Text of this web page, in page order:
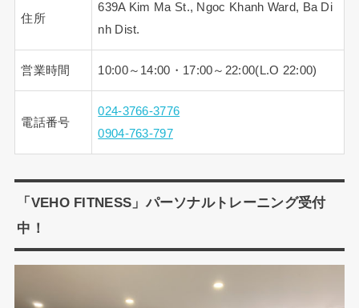
住所
639A Kim Ma St., Ngoc Khanh Ward, Ba Di
nh Dist.
営業時間 10:00～14:00・17:00～22:00(L.O 22:00)
電話番号
024-3766-3776
0904-763-797
「VEHO FITNESS」パーソナルトレーニング受付
中！